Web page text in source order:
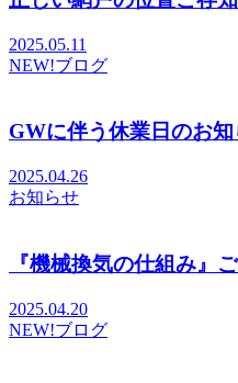
2025.05.11
NEW!ブログ
GWに伴う休業日のお知
2025.04.26
お知らせ
『機械換気の仕組み』
2025.04.20
NEW!ブログ